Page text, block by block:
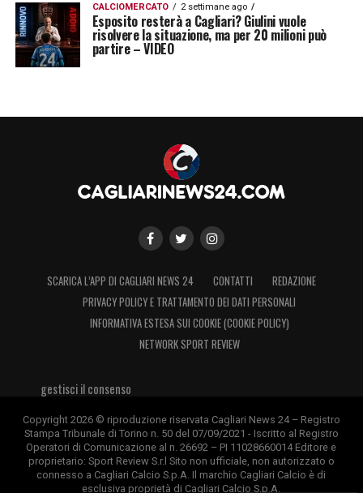
CALCIOMERCATO 2 settimane ago
Esposito resterà a Cagliari? Giulini vuole
risolvere la situazione, ma per 20 milioni può
partire – VIDEO
SCARICA L’APP DI CAGLIARI NEWS 24 CONTATTI
REDAZIONE
PRIVACY POLICY E TRATTAMENTO DEI DATI PERSONALI
INFORMATIVA ESTESA SUI COOKIE (COOKIE POLICY)
NETWORK SPORT REVIEW
gestisci il consenso
Copyright 2026 © riproduzione riservata Cagliari News 24 – Registro
Stampa Tribunale di Torino n. 50 del 07/09/2021 - Iscritto al Registro
Operatori di Comunicazione al n. 26692 – PI 11028660014 Editore e
proprietario: Sport Review S.r.l Sito non ufficiale, non autorizzato o
connesso a Cagliari Calcio S.p.A. Il marchio Cagliari Calcio è di
esclusiva proprietà di Cagliari Calcio S.p.A.